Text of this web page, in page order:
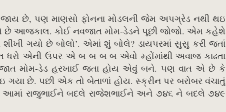
છે, પણ માણસો ફોનના મોડલની જેમ અપગ્રેડ નથી થઇ
છે આજકાલ. કોઈ નવજાત મોમ-ડેડને પૂછી જોજો. એમ કહેશે
ગયો છે બોલો’. એમાં શું બોલે? ડાયપરમાં સુસુ કરી જતાં
ધરો એની ઉપર એ બ બ બ બ એવો મ્હોંમાંથી અવાજ કાઢતા
મોમ-ડેડ હરખાઈ જતા હોય એવું બને. પણ વાત એ છે કે
ગયા છે. પછી એક તો બેતાળાં હોય. સ્ક્રીન પર બરોબર વંચાતું
આમાં રાજુભાઈને બદલે રાજેશભાઈને અને ૭૪૬ ને બદલે ૭૪૯